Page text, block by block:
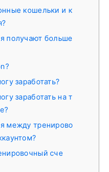
кошельки и к
получают больше
заработать?
заработать на т
между тренирово
сче